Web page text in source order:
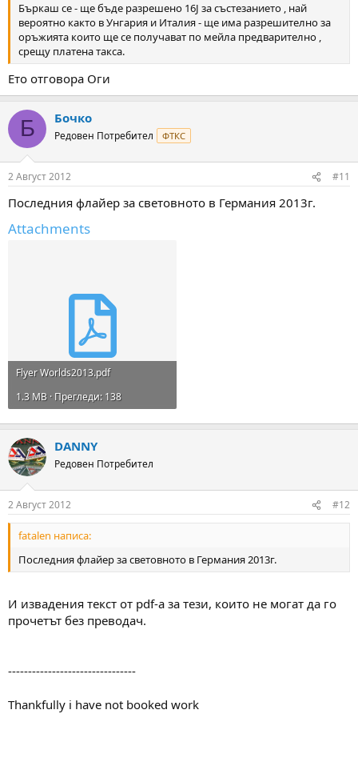
Бъркаш се - ще бъде разрешено 16J за състезанието , най
вероятно както в Унгария и Италия - ще има разрешително за
оръжията които ще се получават по мейла предварително ,
срещу платена такса.
Ето отговора Оги
Б Бочко
Редовен Потребител ФТКС
2 Август 2012 #11
Последния флайер за световното в Германия 2013г.
Attachments
Flyer Worlds2013.pdf
1.3 MB · Прегледи: 138
DANNY
Редовен Потребител
2 Август 2012 #12
fatalen написа:
Последния флайер за световното в Германия 2013г.
И извадения текст от pdf-a за тези, които не могат да го
прочетът без преводач.
--------------------------------
Thankfully i have not booked work